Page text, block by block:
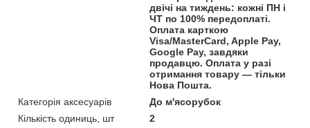
двічі на тиждень: кожні ПН і
ЧТ по 100% передоплаті.
Оплата карткою
Visa/MasterCard, Apple Pay,
Google Pay, завдяки
продавцю. Оплата у разі
отримання товару — тільки
Нова Пошта.
Категорія аксесуарів
До м'ясорубок
Кількість одиниць, шт
2